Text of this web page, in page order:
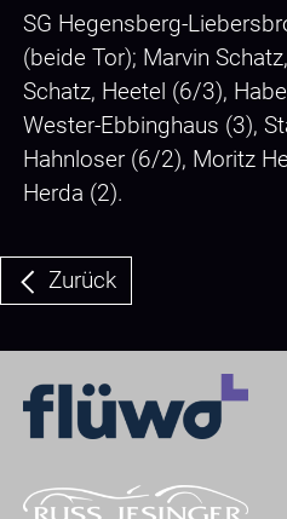
SG Hegensberg-
(beide Tor); Marvin
Schatz, Heetel (6/3),
Wester-Ebbinghaus (3),
Hahnloser (6/2), Moritz
Herda (2).
Zurück